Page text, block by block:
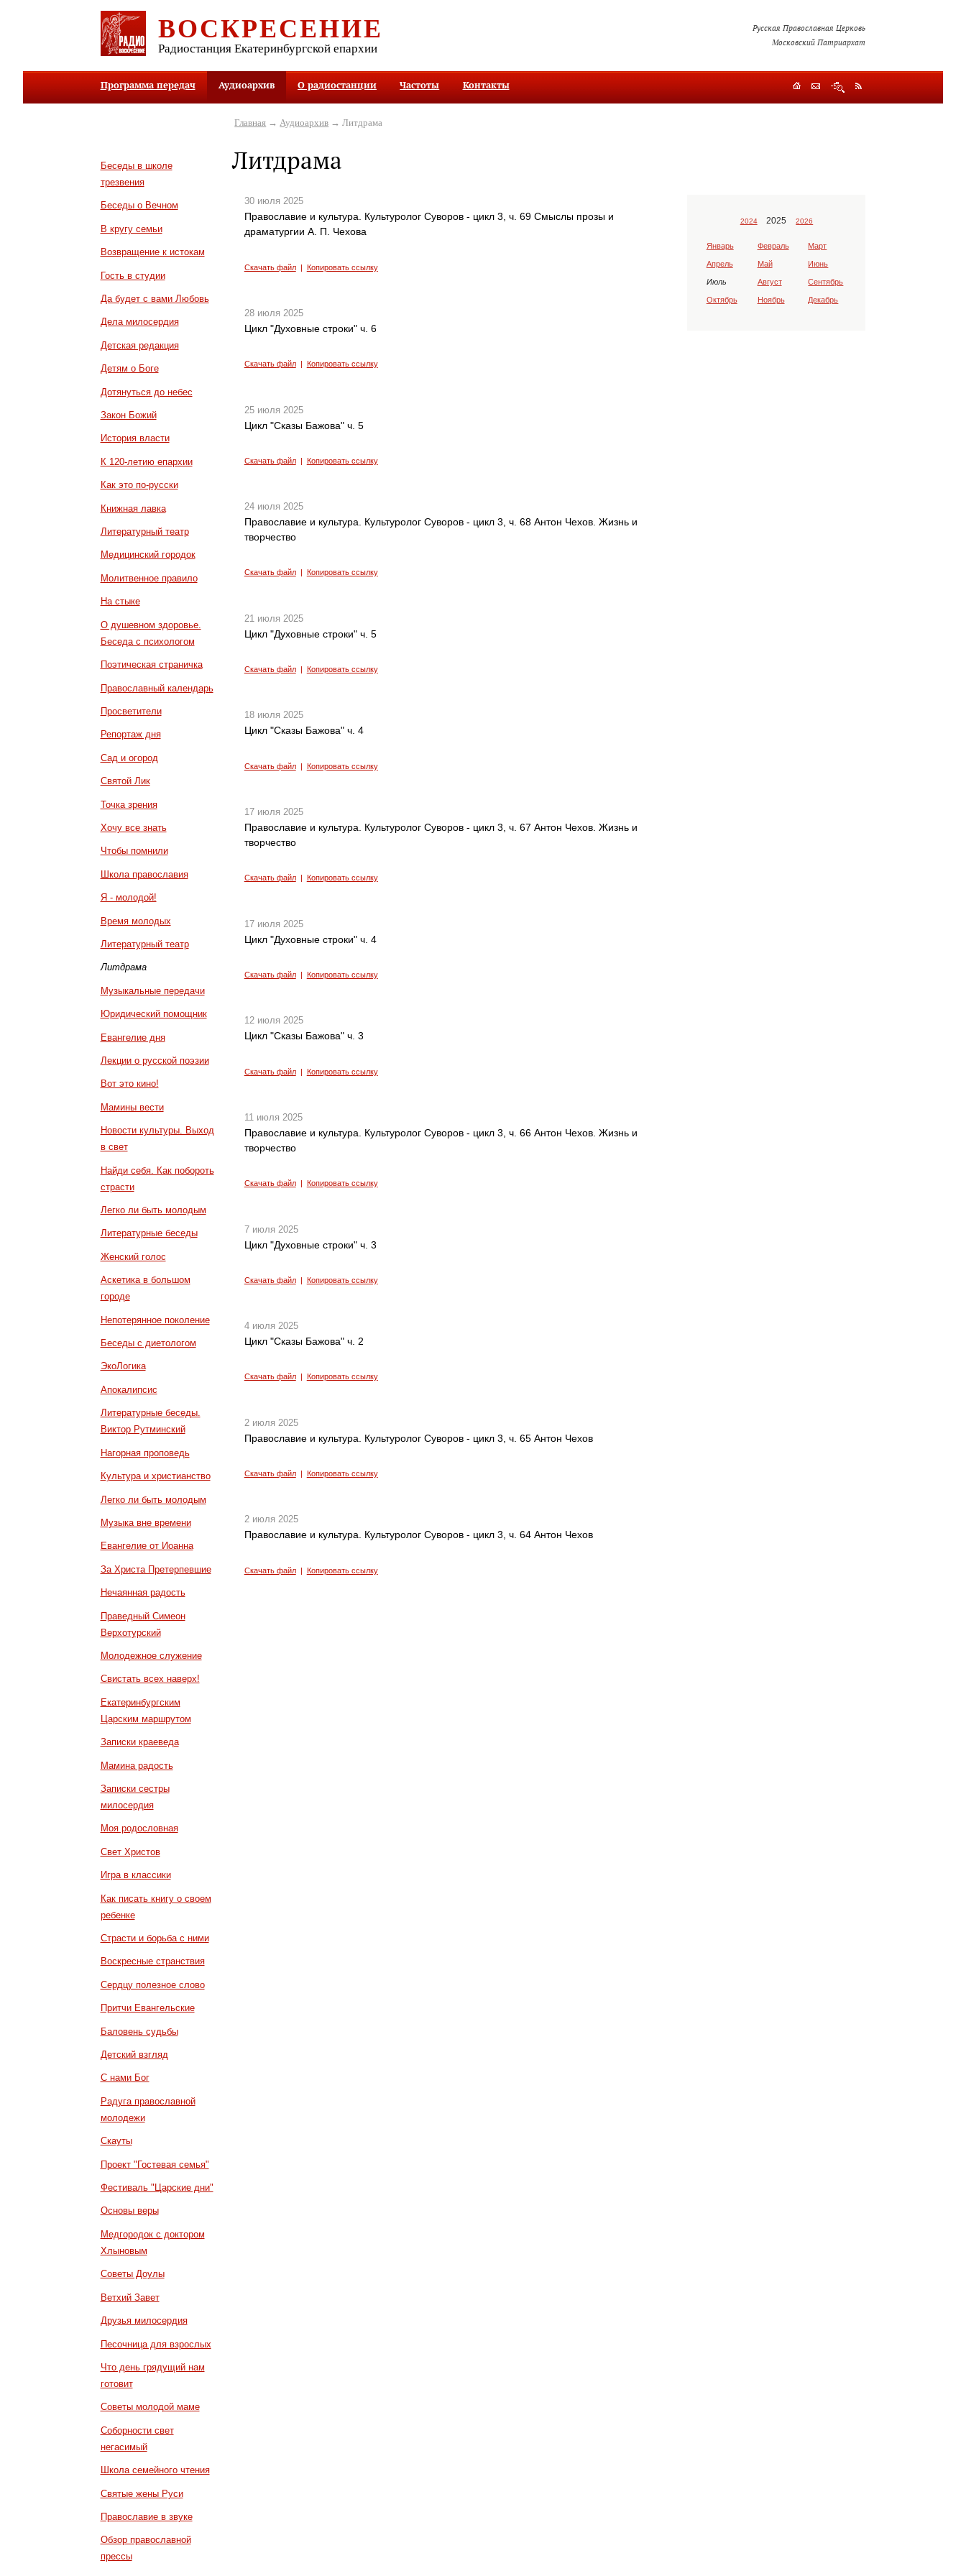
ВОСКРЕСЕНИЕ
Радиостанция Екатеринбургской епархии
Русская Православная Церковь
Московский Патриархат
Программа передач Аудиоархив О радиостанции Частоты Контакты
Беседы в школе
трезвения
Беседы о Вечном
В кругу семьи
Возвращение к истокам
Гость в студии
Да будет с вами Любовь
Дела милосердия
Детская редакция
Детям о Боге
Дотянуться до небес
Закон Божий
История власти
К 120-летию епархии
Как это по-русски
Книжная лавка
Литературный театр
Медицинский городок
Молитвенное правило
На стыке
О душевном здоровье.
Беседа с психологом
Поэтическая страничка
Православный календарь
Просветители
Репортаж дня
Сад и огород
Святой Лик
Точка зрения
Хочу все знать
Чтобы помнили
Школа православия
Я - молодой!
Время молодых
Литературный театр
Литдрама
Музыкальные передачи
Юридический помощник
Евангелие дня
Лекции о русской поэзии
Вот это кино!
Мамины вести
Новости культуры. Выход
в свет
Найди себя. Как побороть
страсти
Легко ли быть молодым
Литературные беседы
Женский голос
Аскетика в большом
городе
Непотерянное поколение
Беседы с диетологом
ЭкоЛогика
Апокалипсис
Литературные беседы.
Виктор Рутминский
Нагорная проповедь
Культура и христианство
Легко ли быть молодым
Музыка вне времени
Евангелие от Иоанна
За Христа Претерпевшие
Нечаянная радость
Праведный Симеон
Верхотурский
Молодежное служение
Свистать всех наверх!
Екатеринбургским
Царским маршрутом
Записки краеведа
Мамина радость
Записки сестры
милосердия
Моя родословная
Свет Христов
Игра в классики
Как писать книгу о своем
ребенке
Страсти и борьба с ними
Воскресные странствия
Сердцу полезное слово
Притчи Евангельские
Баловень судьбы
Детский взгляд
С нами Бог
Радуга православной
молодежи
Скауты
Проект "Гостевая семья"
Фестиваль "Царские дни"
Основы веры
Медгородок с доктором
Хлыновым
Советы Доулы
Ветхий Завет
Друзья милосердия
Песочница для взрослых
Что день грядущий нам
готовит
Советы молодой маме
Соборности свет
негасимый
Школа семейного чтения
Святые жены Руси
Православие в звуке
Обзор православной
прессы
Главная → Аудиоархив → Литдрама
Литдрама
30 июля 2025
Православие и культура. Культуролог Суворов - цикл 3, ч. 69 Смыслы прозы и
драматургии А. П. Чехова
Скачать файл| Копировать ссылку
28 июля 2025
Цикл "Духовные строки" ч. 6
Скачать файл| Копировать ссылку
25 июля 2025
Цикл "Сказы Бажова" ч. 5
Скачать файл| Копировать ссылку
24 июля 2025
Православие и культура. Культуролог Суворов - цикл 3, ч. 68 Антон Чехов. Жизнь и
творчество
Скачать файл| Копировать ссылку
21 июля 2025
Цикл "Духовные строки" ч. 5
Скачать файл| Копировать ссылку
18 июля 2025
Цикл "Сказы Бажова" ч. 4
Скачать файл| Копировать ссылку
17 июля 2025
Православие и культура. Культуролог Суворов - цикл 3, ч. 67 Антон Чехов. Жизнь и
творчество
Скачать файл| Копировать ссылку
17 июля 2025
Цикл "Духовные строки" ч. 4
Скачать файл| Копировать ссылку
12 июля 2025
Цикл "Сказы Бажова" ч. 3
Скачать файл| Копировать ссылку
11 июля 2025
Православие и культура. Культуролог Суворов - цикл 3, ч. 66 Антон Чехов. Жизнь и
творчество
Скачать файл| Копировать ссылку
7 июля 2025
Цикл "Духовные строки" ч. 3
Скачать файл| Копировать ссылку
4 июля 2025
Цикл "Сказы Бажова" ч. 2
Скачать файл| Копировать ссылку
2 июля 2025
Православие и культура. Культуролог Суворов - цикл 3, ч. 65 Антон Чехов
Скачать файл| Копировать ссылку
2 июля 2025
Православие и культура. Культуролог Суворов - цикл 3, ч. 64 Антон Чехов
Скачать файл| Копировать ссылку
2024 2025 2026
Январь Февраль Март
Апрель Май Июнь
Июль Август Сентябрь
Октябрь Ноябрь Декабрь